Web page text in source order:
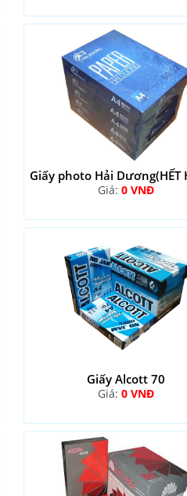
Giấy photo Hải Dương(HẾT
Giá:0 VNĐ
Giấy Alcott 70
Giá:0 VNĐ